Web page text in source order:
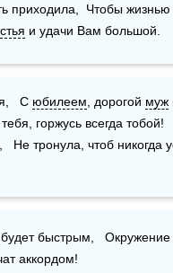
приходила,  Чтобы
и удачи Вам большой.
С юбилеем , дорогой муж
горжусь всегда
Не тронула, чтоб никогда
будет быстрым,
аккордом!